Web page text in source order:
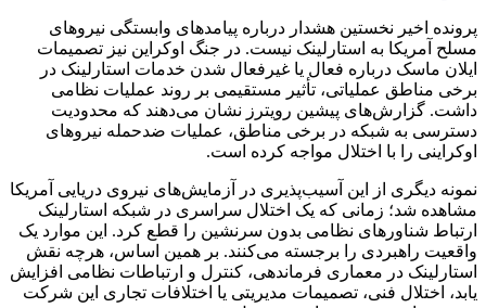
پرونده اخیر نخستین هشدار درباره پیامدهای وابستگی نیروهای
مسلح آمریکا به استارلینک نیست. در جنگ اوکراین نیز تصمیمات
ایلان ماسک درباره فعال یا غیرفعال شدن خدمات استارلینک در
برخی مناطق عملیاتی، تأثیر مستقیمی بر روند عملیات نظامی
داشت. گزارش‌های پیشین رویترز نشان می‌دهند که محدودیت
دسترسی به شبکه در برخی مناطق، عملیات ضدحمله نیروهای
اوکراینی را با اختلال مواجه کرده است.
نمونه دیگری از این آسیب‌پذیری در آزمایش‌های نیروی دریایی آمریکا
مشاهده شد؛ زمانی که یک اختلال سراسری در شبکه استارلینک
ارتباط شناورهای نظامی بدون سرنشین را قطع کرد. این موارد یک
واقعیت راهبردی را برجسته می‌کنند. بر همین اساس، هرچه نقش
استارلینک در معماری فرماندهی، کنترل و ارتباطات نظامی افزایش
یابد، اختلال فنی، تصمیمات مدیریتی یا اختلافات تجاری این شرکت